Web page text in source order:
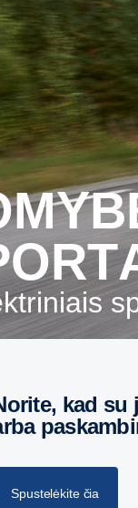
susitikimo
Spustelėkite čia